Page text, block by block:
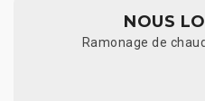
NOUS
Ramonage de